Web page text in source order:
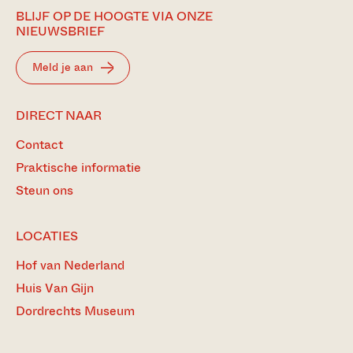
BLIJF OP DE HOOGTE VIA ONZE
NIEUWSBRIEF
Meld je aan
DIRECT NAAR
Contact
Praktische informatie
Steun ons
LOCATIES
Hof van Nederland
Huis Van Gijn
Dordrechts Museum